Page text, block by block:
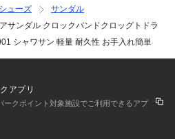
ー環境により、掲載画像と実際の
があります。
ージ・デザイン・仕様について、
ます。あらかじめご了承くださ
ダル サンダル シャワーサンダル
の子 girl ガール 男の子 boy ボー
海 日常履き shsummer blsun07 la
シューズ
サンダル
サンダル クロックバンドクロッグトドラ
シャワサン 軽量 耐久性 お手入れ簡単
アプリ
ークポイント対象施設でご利用できるアプ